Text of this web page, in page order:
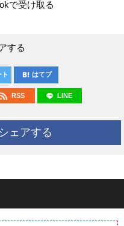
で受け取る
する
はてブ
RSS LINE
ェアする